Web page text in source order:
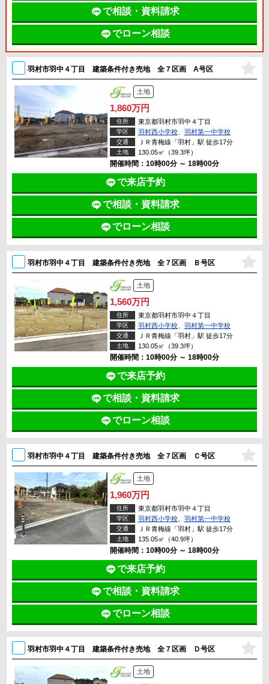
で相談・資料請求
でローン相談
羽村市羽中４丁目 建築条件付き売地 全７区画 A号区
土地
1,860万円
住所 東京都羽村市羽中４丁目
学区 羽村西小学校、 羽村第一中学校
交通 ＪＲ青梅線「羽村」駅 徒歩17分
土地 130.05㎡（39.3坪）
開催時間：10時00分 ～ 18時00分
で来店予約
で相談・資料請求
でローン相談
羽村市羽中４丁目 建築条件付き売地 全７区画 Ｂ号区
土地
1,560万円
住所 東京都羽村市羽中４丁目
学区 羽村西小学校、 羽村第一中学校
交通 ＪＲ青梅線「羽村」駅 徒歩17分
土地 130.05㎡（39.3坪）
開催時間：10時00分 ～ 18時00分
で来店予約
で相談・資料請求
でローン相談
羽村市羽中４丁目 建築条件付き売地 全７区画 Ｃ号区
土地
1,960万円
住所 東京都羽村市羽中４丁目
学区 羽村西小学校、 羽村第一中学校
交通 ＪＲ青梅線「羽村」駅 徒歩17分
土地 135.05㎡（40.9坪）
開催時間：10時00分 ～ 18時00分
で来店予約
で相談・資料請求
でローン相談
羽村市羽中４丁目 建築条件付き売地 全７区画 Ｄ号区
土地